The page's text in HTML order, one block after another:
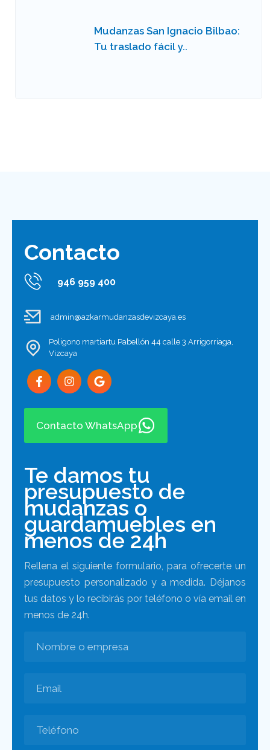
Mudanzas San Ignacio Bilbao:
Tu traslado fácil y..
Contacto
946 959 400
admin@azkarmudanzasdevizcaya.es
Poligono martiartu Pabellón 44 calle 3 Arrigorriaga,
Vizcaya
Contacto WhatsApp
Te damos tu
presupuesto de
mudanzas o
guardamuebles en
menos de 24h
Rellena el siguiente formulario, para ofrecerte un
presupuesto personalizado y a medida. Déjanos
tus datos y lo recibirás por teléfono o vía email en
menos de 24h.